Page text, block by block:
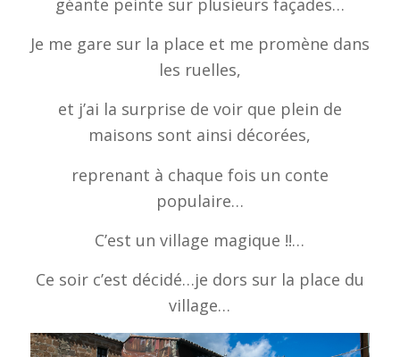
Je me gare sur la place et me promène dans
les ruelles,
et j’ai la surprise de voir que plein de
maisons sont ainsi décorées,
reprenant à chaque fois un conte
populaire…
C’est un village magique !!…
Ce soir c’est décidé…je dors sur la place du
village…